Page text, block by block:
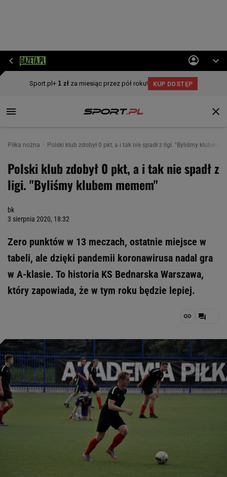
Piłka nożna Polski klub zdobył 0 pkt, a i tak nie spadł z ligi. "Byliśmy klubem
Polski klub zdobył 0 pkt, a i tak nie spadł z
ligi. "Byliśmy klubem memem"
bk
3 sierpnia 2020, 18:32
Zero punktów w 13 meczach, ostatnie miejsce w
tabeli, ale dzięki pandemii koronawirusa nadal gra
w A-klasie. To historia KS Bednarska Warszawa,
który zapowiada, że w tym roku będzie lepiej.